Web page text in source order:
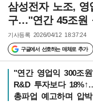
삼성전자 노조,
구…"연간 45조원
기사등록 2026/04/12 18:37:24
구글에서 선호하는 매체로 추가
"연간 영업익 300조
R&D 투자보다
총파업 예고하며 압